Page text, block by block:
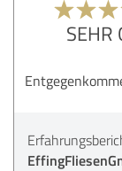
SEHR